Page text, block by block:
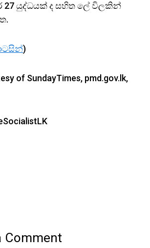
27 යුද්ධයක් ද සහිත ලේ විලකින්
)
of SundayTimes, pmd.gov.lk,
Comment